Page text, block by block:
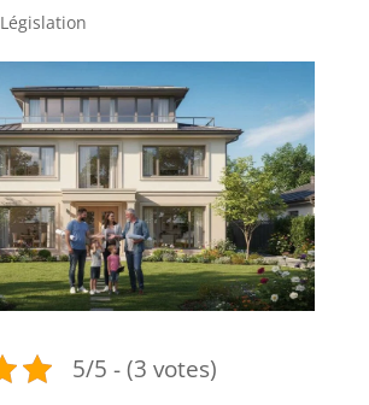
Législation
5/5 - (3 votes)